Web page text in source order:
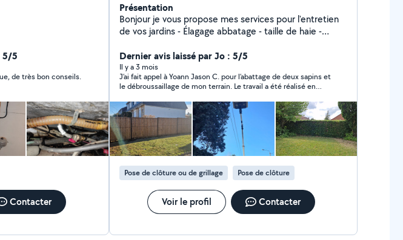
5/5
de très bon conseils.
Contacter
Présentation
Bonjour je vous propose mes services pour l'entretien
de vos jardins - Élagage abbatage - taille de haie -
- pose de cloture - nettoyage de toiture et des dallage
prix forfaitaire et attractif n'hésitez pas à me contacter
pour plus de renseignement
Dernier avis laissé par Jo : 5/5
Il y a 3 mois
J’ai fait appel à Yoann Jason C. pour l’abattage de deux sapins et
le débroussaillage de mon terrain. Le travail a été réalisé en
faire appréciable. Les arbres ont été coupés proprement.
Pose de clôture ou de grillage Pose de clôture
Voir le profil Contacter